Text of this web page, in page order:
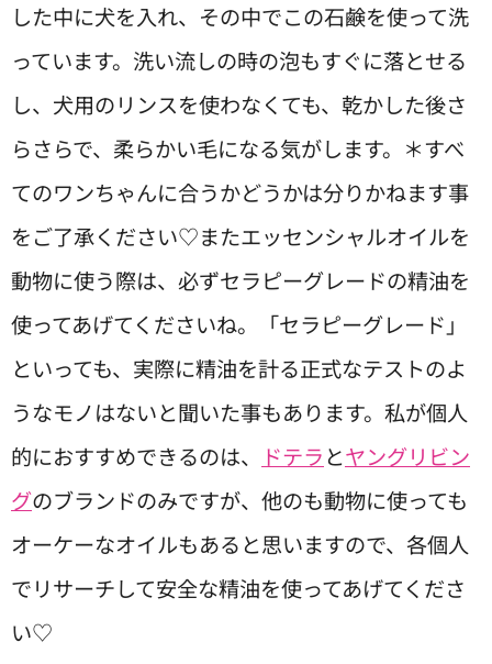
した中に犬を入れ、その中でこの石鹸を使って洗
っています。洗い流しの時の泡もすぐに落とせる
し、犬用のリンスを使わなくても、乾かした後さ
らさらで、柔らかい毛になる気がします。＊すべ
てのワンちゃんに合うかどうかは分りかねます事
をご了承ください♡またエッセンシャルオイルを
動物に使う際は、必ずセラピーグレードの精油を
使ってあげてくださいね。「セラピーグレード」
といっても、実際に精油を計る正式なテストのよ
うなモノはないと聞いた事もあります。私が個人
的におすすめできるのは、
ドテラとヤングリビン
グのブランドのみですが、他のも動物に使っても
オーケーなオイルもあると思いますので、各個人
でリサーチして安全な精油を使ってあげてくださ
い♡